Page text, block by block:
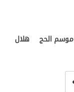
موسم الحج
هلال